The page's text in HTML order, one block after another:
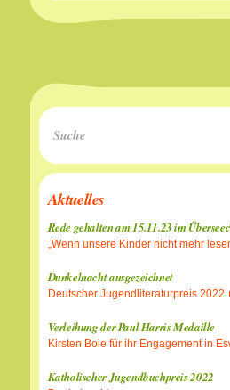
Aktuelles
Rede gehalten am 15.11.23 im
„Wenn unsere Kinder nicht mehr
Dunkelnacht ausgezeichnet
Deutscher Jugendliteraturpreis 2022
Verleihung der Paul Harris Medaille
Kirsten Boie für ihr Engagement in
Katholischer Jugendbuchpreis 2022